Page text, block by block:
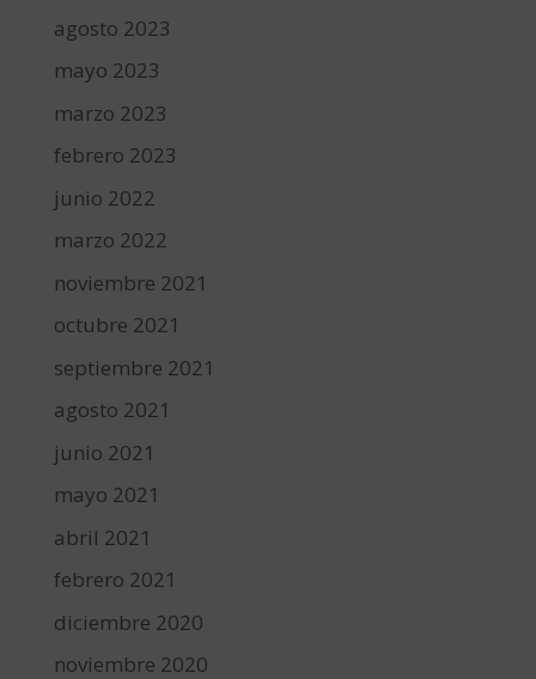
agosto 2023
mayo 2023
marzo 2023
febrero 2023
junio 2022
marzo 2022
noviembre 2021
octubre 2021
septiembre 2021
agosto 2021
junio 2021
mayo 2021
abril 2021
febrero 2021
diciembre 2020
noviembre 2020